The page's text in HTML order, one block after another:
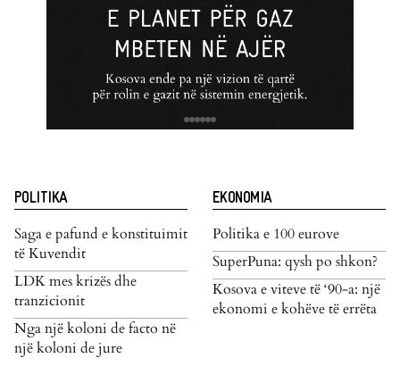
POLITIKA
Saga e pafund e konstituimit
të Kuvendit
LDK mes krizës dhe
tranzicionit
Nga një koloni de facto në
një koloni de jure
EKONOMIA
Politika e 100 eurove
SuperPuna: qysh po shkon?
Kosova e viteve të ‘90-a: një
ekonomi e kohëve të errëta